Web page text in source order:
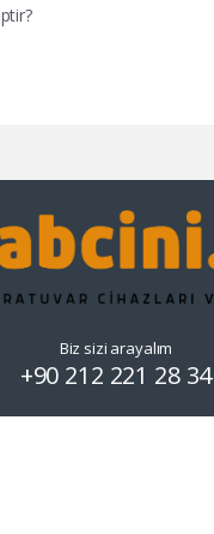
Biz sizi arayalım
+90 212 221 28 34